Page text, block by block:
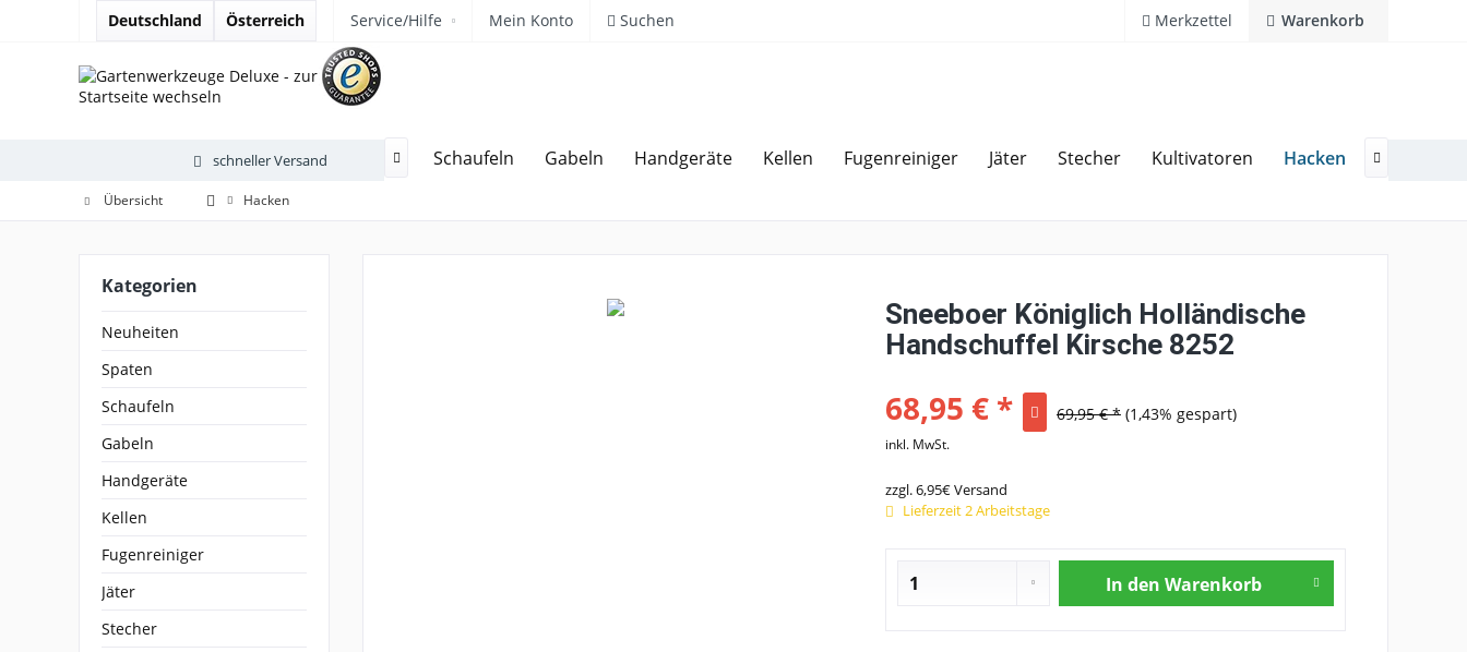
Deutschland Österreich Warenkorb
Merkzettel
Service/Hilfe Mein Konto Suchen
Neuheiten Spaten Schaufeln Gabeln Handgeräte Kellen Fugenreiniger Jäter Stecher Kultivatoren Hacken Rechen
 
schneller Versand Über 20 Jahre Erfahrung Kostenlose Hotline 02594 94110
Übersicht Hacken
Kategorien
Neuheiten
Spaten
Schaufeln
Gabeln
Handgeräte
Kellen
Fugenreiniger
Jäter
Stecher
Sneeboer Königlich Holländische
Handschuffel Kirsche 8252
68,95 € * 69,95 € * (1,43% gespart)
inkl. MwSt.
zzgl. 6,95€ Versand
Lieferzeit 2 Arbeitstage
In den Warenkorb